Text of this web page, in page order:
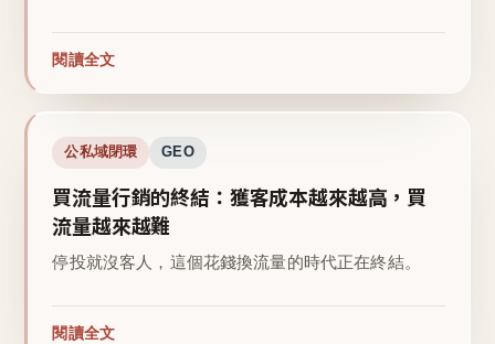
閱讀全文
公私域閉環 GEO
買流量行銷的終結：獲客成本越來越高，買
流量越來越難
停投就沒客人，這個花錢換流量的時代正在終結。
閱讀全文